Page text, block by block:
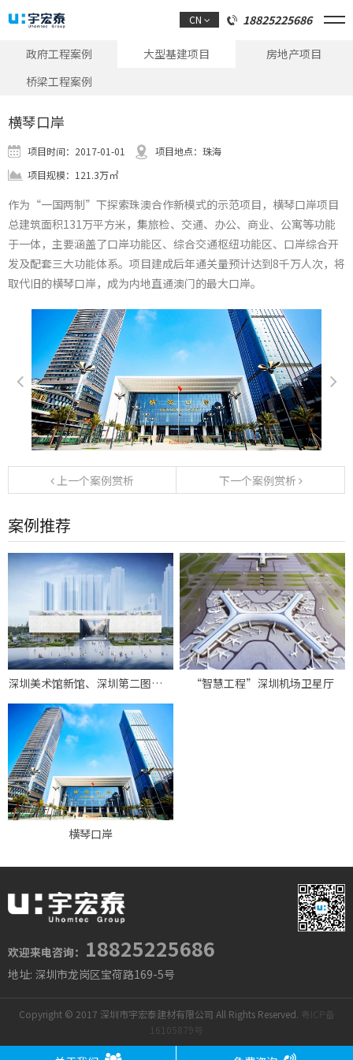
18825225686
CN
政府工程案例 大型基建项目
房地产项目
桥梁工程案例
横琴口岸
项目时间：2017-01-01
项目地点：珠海
项目规模：121.3万㎡
作为“一国两制”下探索珠澳合作新模式的示范项目，横琴口岸项目
总建筑面积131万平方米，集旅检、交通、办公、商业、公寓等功能
于一体，主要涵盖了口岸功能区、综合交通枢纽功能区、口岸综合开
发及配套三大功能体系。项目建成后年通关量预计达到8千万人次，将
取代旧的横琴口岸，成为内地直通澳门的最大口岸。
上一个案例赏析 下一个案例赏析
案例推荐
深圳美术馆新馆、深圳第二图书馆 “智慧工程”深圳机场卫星厅
横琴口岸
欢迎来电咨询： 18825225686
地址: 深圳市龙岗区宝荷路169-5号
Copyright © 2017 深圳市宇宏泰建材有限公司 All Rights Reserved. 粤ICP备
16105879号